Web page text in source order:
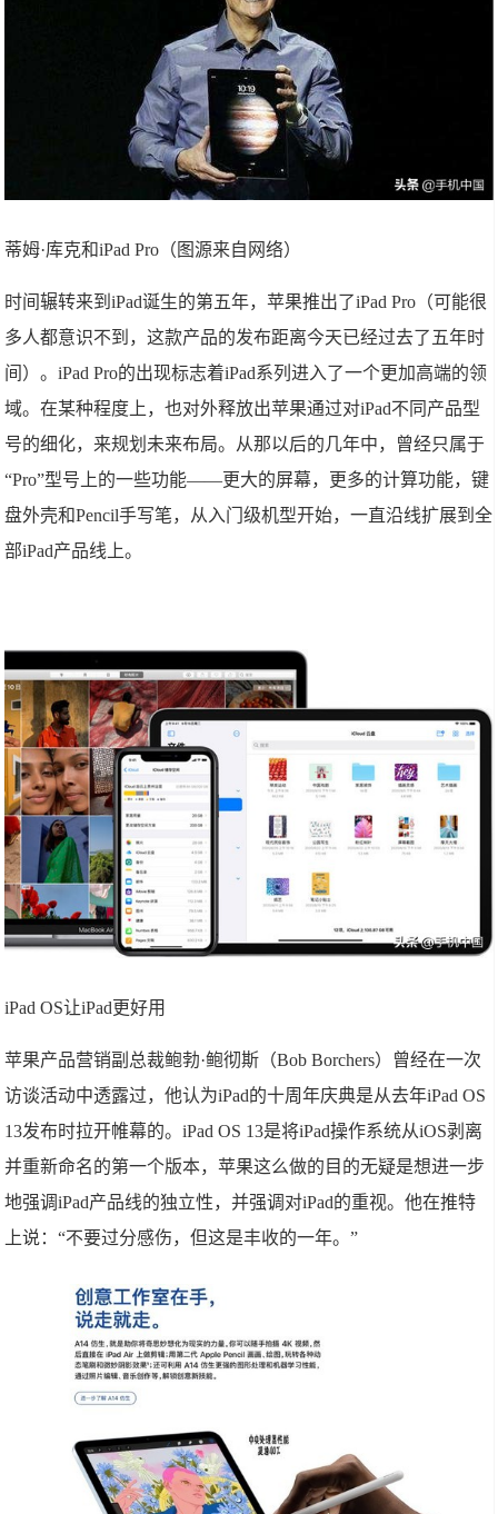
蒂姆·库克和iPad Pro（图源来自网络）
时间辗转来到iPad诞生的第五年，苹果推出了iPad Pro（可能很
多人都意识不到，这款产品的发布距离今天已经过去了五年时
间）。iPad Pro的出现标志着iPad系列进入了一个更加高端的领
域。在某种程度上，也对外释放出苹果通过对iPad不同产品型
号的细化，来规划未来布局。从那以后的几年中，曾经只属于
“Pro”型号上的一些功能——更大的屏幕，更多的计算功能，键
盘外壳和Pencil手写笔，从入门级机型开始，一直沿线扩展到全
部iPad产品线上。
iPad OS让iPad更好用
苹果产品营销副总裁鲍勃·鲍彻斯（Bob Borchers）曾经在一次
访谈活动中透露过，他认为iPad的十周年庆典是从去年iPad OS
13发布时拉开帷幕的。iPad OS 13是将iPad操作系统从iOS剥离
并重新命名的第一个版本，苹果这么做的目的无疑是想进一步
地强调iPad产品线的独立性，并强调对iPad的重视。他在推特
上说：“不要过分感伤，但这是丰收的一年。”